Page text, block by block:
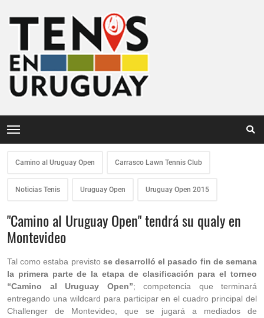
Camino al Uruguay Open Carrasco Lawn Tennis Club
Noticias Tenis Uruguay Open Uruguay Open 2015
"Camino al Uruguay Open" tendrá su qualy en
Montevideo
Tal como estaba previsto se desarrolló el pasado fin de semana
la primera parte de la etapa de clasificación para el torneo
“Camino al Uruguay Open”; competencia que terminará
entregando una wildcard para participar en el cuadro principal del
Challenger de Montevideo, que se jugará a mediados de